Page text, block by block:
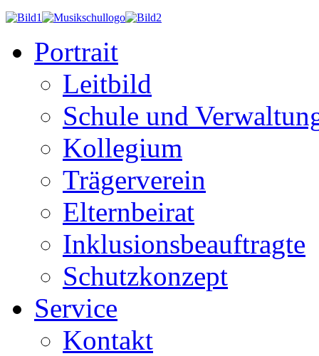
Portrait
Leitbild
Schule und
Kollegium
Trägerverein
Elternbeirat
Inklusionsbeauftragte
Schutzkonzept
Service
Kontakt